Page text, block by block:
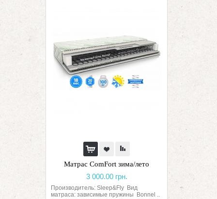
Матрас ComFort зима/лето
3 000.00 грн.
Производитель: Sleep&Fly Вид
матраса: зависимые пружины Bonnel ..